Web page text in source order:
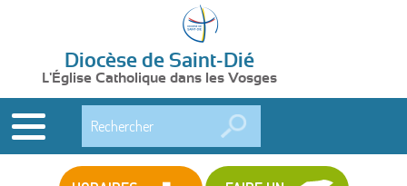
Diocèse de Saint-Dié
L'Église Catholique dans les Vosges